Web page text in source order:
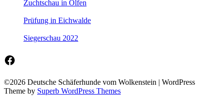
Zuchtschau in Olfen
Prüfung in Eichwalde
Siegerschau 2022
Facebook
©2026 Deutsche Schäferhunde vom Wolkenstein | WordPress
Theme by Superb WordPress Themes